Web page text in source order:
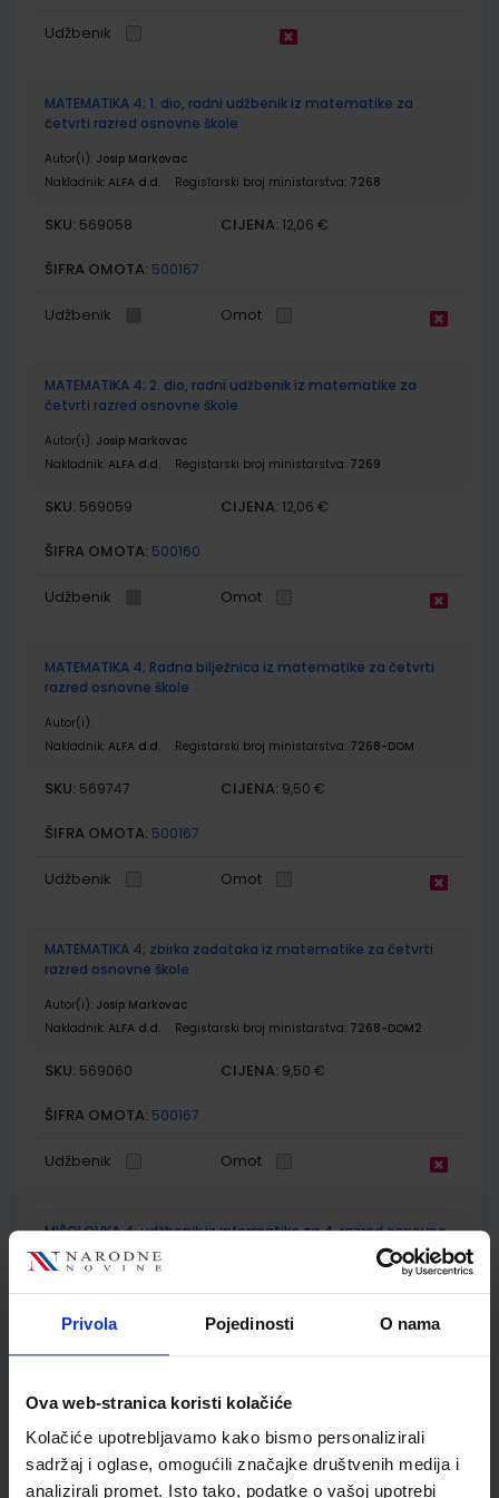
Privola Pojedinosti O nama
Ova web-stranica koristi kolačiće
Kolačiće upotrebljavamo kako bismo personalizirali
sadržaj i oglase, omogućili značajke društvenih medija i
analizirali promet. Isto tako, podatke o vašoj upotrebi
Udžbenik
MATEMATIKA 4; 1. dio, radni udžbenik iz matematike za
četvrti razred osnovne škole
Autor(i): Josip Markovac
Nakladnik: ALFA d.d. Registarski broj ministarstva: 7268
SKU: 569058 CIJENA: 12,06 €
ŠIFRA OMOTA: 500167
Udžbenik Omot
MATEMATIKA 4; 2. dio, radni udžbenik iz matematike za
četvrti razred osnovne škole
Autor(i): Josip Markovac
Nakladnik: ALFA d.d. Registarski broj ministarstva: 7269
SKU: 569059 CIJENA: 12,06 €
ŠIFRA OMOTA: 500160
Udžbenik Omot
MATEMATIKA 4; Radna bilježnica iz matematike za četvrti
razred osnovne škole
Autor(i):
Nakladnik: ALFA d.d. Registarski broj ministarstva: 7268-DOM
SKU: 569747 CIJENA: 9,50 €
ŠIFRA OMOTA: 500167
Udžbenik Omot
MATEMATIKA 4; zbirka zadataka iz matematike za četvrti
razred osnovne škole
Autor(i): Josip Markovac
Nakladnik: ALFA d.d. Registarski broj ministarstva: 7268-DOM2
SKU: 569060 CIJENA: 9,50 €
ŠIFRA OMOTA: 500167
Udžbenik Omot
MIŠOLOVKA 4; udžbenik iz informatike za 4. razred osnovne
škole
SKU:567216
ŠIFRA OMOTA: 500261
Udžbenik Omot